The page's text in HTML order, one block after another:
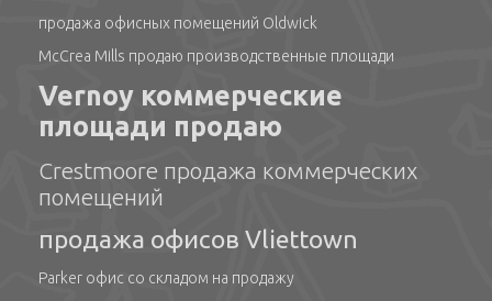
продажа офисных помещений Oldwick
McCrea Mills продаю производственные площади
Vernoy коммерческие
площади продаю
Crestmoore продажа коммерческих
помещений
продажа офисов Vliettown
Parker офис со складом на продажу